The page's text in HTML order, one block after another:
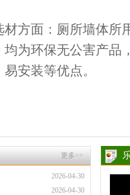
方面：厕所墙体所
为环保无公害产品
安装等优点。
更多>>
2026-04-30
2026-04-30